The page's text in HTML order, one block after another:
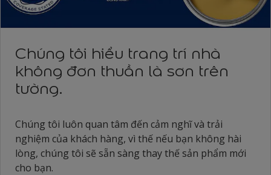
Chúng tôi hiểu trang trí nhà
không đơn thuần là sơn trên
tường.
Chúng tôi luôn quan tâm đến cảm nghĩ và trải
nghiệm của khách hàng, vì thế nếu bạn không hài
lòng, chúng tôi sẽ sẵn sàng thay thế sản phẩm mới
cho bạn.